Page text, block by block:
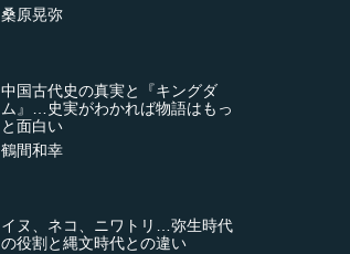
桑原晃弥
中国古代史の真実と『キングダ
ム』…史実がわかれば物語はもっ
と面白い
鶴間和幸
イヌ、ネコ、ニワトリ…弥生時代
の役割と縄文時代との違い